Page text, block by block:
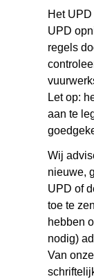
Het
UPD
regels
Let op:
aan te
Wij
nieuwe,
UPD of
toe te
hebben
nodig)
Van